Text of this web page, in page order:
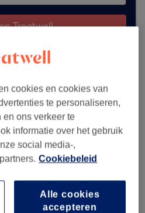
Treatwell
cookies en cookies van
te personaliseren,
en ons verkeer te
informatie over het gebruik
social media-,
Cookiebeleid
Alle cookies
accepteren